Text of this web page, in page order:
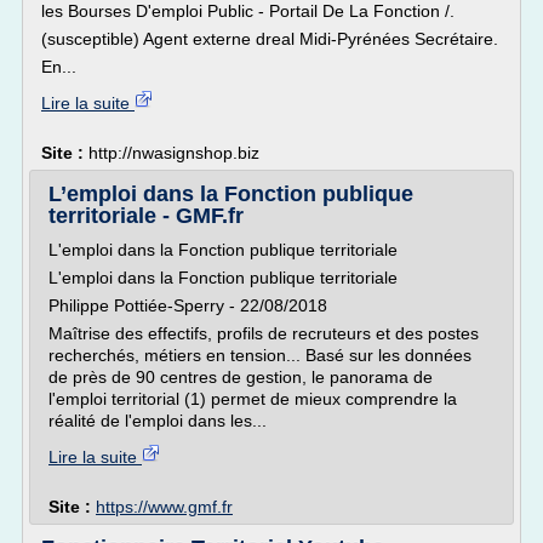
les Bourses D'emploi Public - Portail De La Fonction /.
(susceptible) Agent externe dreal Midi-Pyrénées Secrétaire.
En...
Lire la suite
Site : http://nwasignshop.biz
L’emploi dans la Fonction publique
territoriale - GMF.fr
L'emploi dans la Fonction publique territoriale
L'emploi dans la Fonction publique territoriale
Philippe Pottiée-Sperry - 22/08/2018
Maîtrise des effectifs, profils de recruteurs et des postes
recherchés, métiers en tension... Basé sur les données
de près de 90 centres de gestion, le panorama de
l'emploi territorial (1) permet de mieux comprendre la
réalité de l'emploi dans les...
Lire la suite
Site : https://www.gmf.fr